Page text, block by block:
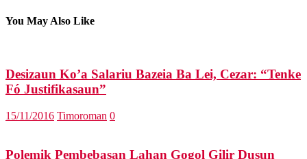
You May Also Like
Desizaun Ko’a Salariu Bazeia Ba Lei, Cezar: “Tenke
Fó Justifikasaun”
15/11/2016 Timoroman 0
Polemik Pembebasan Lahan Gogol Gilir Dusun